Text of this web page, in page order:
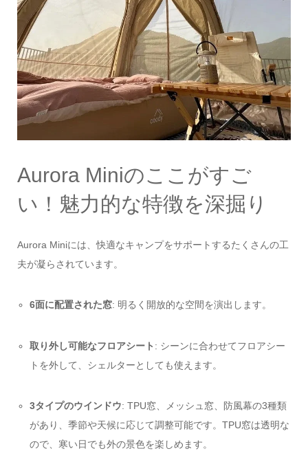
Aurora Miniのここがすご
い！魅力的な特徴を深掘り
Aurora Miniには、快適なキャンプをサポートするたくさんの工
夫が凝らされています。
6面に配置された窓: 明るく開放的な空間を演出します。
取り外し可能なフロアシート : シーンに合わせてフロアシー
トを外して、シェルターとしても使えます。
3タイプのウインドウ: TPU窓、メッシュ窓、防風幕の3種類
があり、季節や天候に応じて調整可能です。TPU窓は透明な
ので、寒い日でも外の景色を楽しめます。